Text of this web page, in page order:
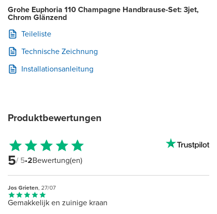
Grohe Euphoria 110 Champagne Handbrause-Set: 3jet,
Chrom Glänzend
Teileliste
Technische Zeichnung
Installationsanleitung
Produktbewertungen
5/ 5•2Bewertung(en)
Jos Grieten, 27/07
Gemakkelijk en zuinige kraan